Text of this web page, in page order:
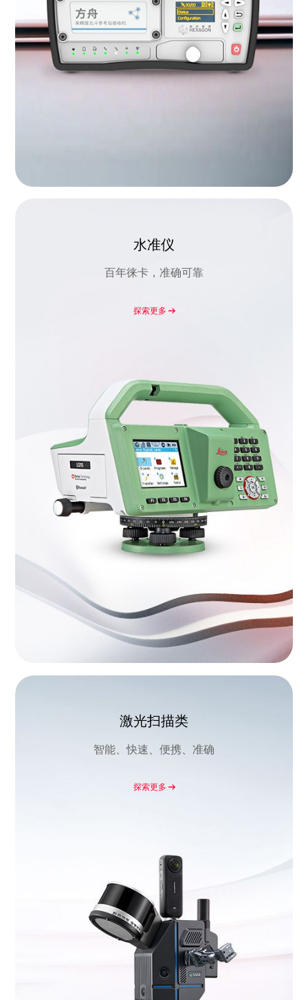
水准仪
百年徕卡，准确可靠
探索更多
激光扫描类
智能、快速、便携、准确
探索更多